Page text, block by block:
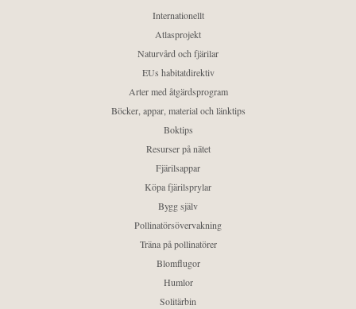
Internationellt
Atlasprojekt
Naturvård och fjärilar
EUs habitatdirektiv
Arter med åtgärdsprogram
Böcker, appar, material och länktips
Boktips
Resurser på nätet
Fjärilsappar
Köpa fjärilsprylar
Bygg själv
Pollinatörsövervakning
Träna på pollinatörer
Blomflugor
Humlor
Solitärbin